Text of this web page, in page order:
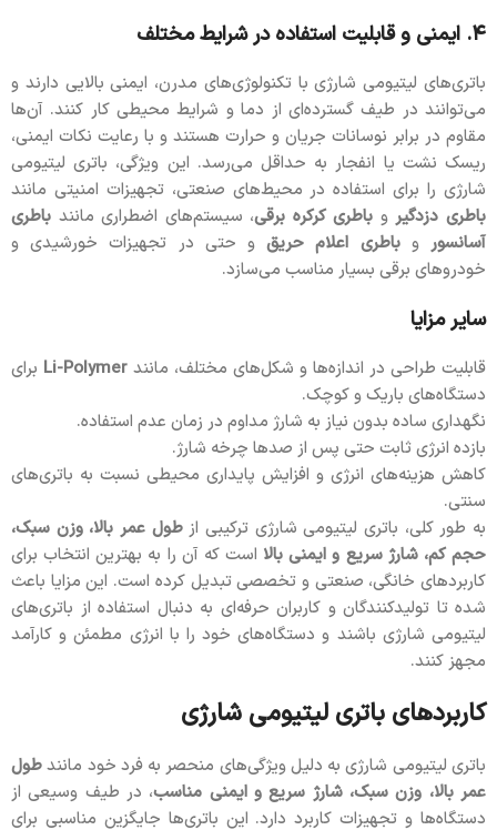
۴. ایمنی و قابلیت استفاده در شرایط مختلف
باتری‌های لیتیومی شارژی با تکنولوژی‌های مدرن، ایمنی بالایی دارند و
می‌توانند در طیف گسترده‌ای از دما و شرایط محیطی کار کنند. آن‌ها
مقاوم در برابر نوسانات جریان و حرارت هستند و با رعایت نکات ایمنی،
ریسک نشت یا انفجار به حداقل می‌رسد. این ویژگی، باتری لیتیومی
شارژی را برای استفاده در محیط‌های صنعتی، تجهیزات امنیتی مانند
باطری دزدگیرو باطری کرکره برقی، سیستم‌های اضطراری مانند باطری
آسانسوروباطری اعلام حریقو حتی در تجهیزات خورشیدی و
خودروهای برقی بسیار مناسب می‌سازد.
سایر مزایا
قابلیت طراحی در اندازه‌ها و شکل‌های مختلف، مانند Li-Polymer برای
دستگاه‌های باریک و کوچک.
نگهداری ساده بدون نیاز به شارژ مداوم در زمان عدم استفاده.
بازده انرژی ثابت حتی پس از صدها چرخه شارژ.
کاهش هزینه‌های انرژی و افزایش پایداری محیطی نسبت به باتری‌های
سنتی.
به طور کلی، باتری لیتیومی شارژی ترکیبی ازطول عمر بالا، وزن سبک،
حجم کم، شارژ سریع و ایمنی بالا است که آن را به بهترین انتخاب برای
کاربردهای خانگی، صنعتی و تخصصی تبدیل کرده است. این مزایا باعث
شده تا تولیدکنندگان و کاربران حرفه‌ای به دنبال استفاده از باتری‌های
لیتیومی شارژی باشند و دستگاه‌های خود را با انرژی مطمئن و کارآمد
مجهز کنند.
کاربردهای باتری لیتیومی شارژی
باتری لیتیومی شارژی به دلیل ویژگی‌های منحصر به فرد خود مانندطول
عمر بالا، وزن سبک، شارژ سریع و ایمنی مناسب، در طیف وسیعی از
دستگاه‌ها و تجهیزات کاربرد دارد. این باتری‌ها جایگزین مناسبی برای